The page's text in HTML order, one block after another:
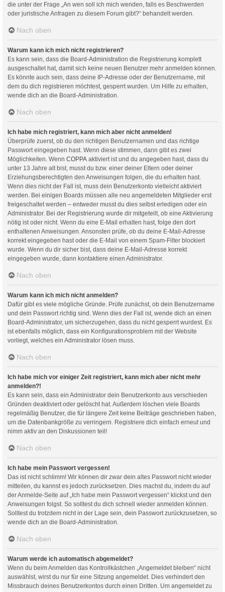
die unter der Frage „An wen soll ich mich wenden, falls es Beschwerden
oder juristische Anfragen zu diesem Forum gibt?“ behandelt werden.
Nach oben
Warum kann ich mich nicht registrieren?
Es kann sein, dass die Board-Administration die Registrierung komplett
ausgeschaltet hat, damit sich keine neuen Benutzer mehr anmelden können.
Es könnte auch sein, dass deine IP-Adresse oder der Benutzername, mit
dem du dich registrieren möchtest, gesperrt wurden. Um Hilfe zu erhalten,
wende dich an die Board-Administration.
Nach oben
Ich habe mich registriert, kann mich aber nicht anmelden!
Überprüfe zuerst, ob du den richtigen Benutzernamen und das richtige
Passwort eingegeben hast. Wenn diese stimmen, dann gibt es zwei
Möglichkeiten. Wenn COPPA aktiviert ist und du angegeben hast, dass du
unter 13 Jahre alt bist, musst du bzw. einer deiner Eltern oder deiner
Erziehungsberechtigten den Anweisungen folgen, die du erhalten hast.
Wenn dies nicht der Fall ist, muss dein Benutzerkonto vielleicht aktiviert
werden. Bei einigen Boards müssen alle neu angemeldeten Mitglieder erst
freigeschaltet werden – entweder musst du dies selbst erledigen oder ein
Administrator. Bei der Registrierung wurde dir mitgeteilt, ob eine Aktivierung
nötig ist oder nicht. Wenn du eine E-Mail erhalten hast, folge den dort
enthaltenen Anweisungen. Ansonsten prüfe, ob du deine E-Mail-Adresse
korrekt eingegeben hast oder die E-Mail von einem Spam-Filter blockiert
wurde. Wenn du dir sicher bist, dass deine E-Mail-Adresse korrekt
eingegeben wurde, dann kontaktiere einen Administrator.
Nach oben
Warum kann ich mich nicht anmelden?
Dafür gibt es viele mögliche Gründe. Prüfe zunächst, ob dein Benutzername
und dein Passwort richtig sind. Wenn dies der Fall ist, wende dich an einen
Board-Administrator, um sicherzugehen, dass du nicht gesperrt wurdest. Es
ist ebenfalls möglich, dass ein Konfigurationsproblem mit der Website
vorliegt, welches ein Administrator lösen muss.
Nach oben
Ich habe mich vor einiger Zeit registriert, kann mich aber nicht mehr
anmelden?!
Es kann sein, dass ein Administrator dein Benutzerkonto aus verschieden
Gründen deaktiviert oder gelöscht hat. Außerdem löschen viele Boards
regelmäßig Benutzer, die für längere Zeit keine Beiträge geschrieben haben,
um die Datenbankgröße zu verringern. Registriere dich einfach erneut und
nimm aktiv an den Diskussionen teil!
Nach oben
Ich habe mein Passwort vergessen!
Das ist nicht schlimm! Wir können dir zwar dein altes Passwort nicht wieder
mitteilen, du kannst es jedoch zurücksetzen. Dies machst du, indem du auf
der Anmelde-Seite auf „Ich habe mein Passwort vergessen“ klickst und den
Anweisungen folgst. So solltest du dich schnell wieder anmelden können.
Solltest du trotzdem nicht in der Lage sein, dein Passwort zurückzusetzen, so
wende dich an die Board-Administration.
Nach oben
Warum werde ich automatisch abgemeldet?
Wenn du beim Anmelden das Kontrollkästchen „Angemeldet bleiben“ nicht
auswählst, wirst du nur für eine Sitzung angemeldet. Dies verhindert den
Missbrauch deines Benutzerkontos durch einen Dritten. Um angemeldet zu